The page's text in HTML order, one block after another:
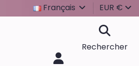
Français EUR €
Rechercher